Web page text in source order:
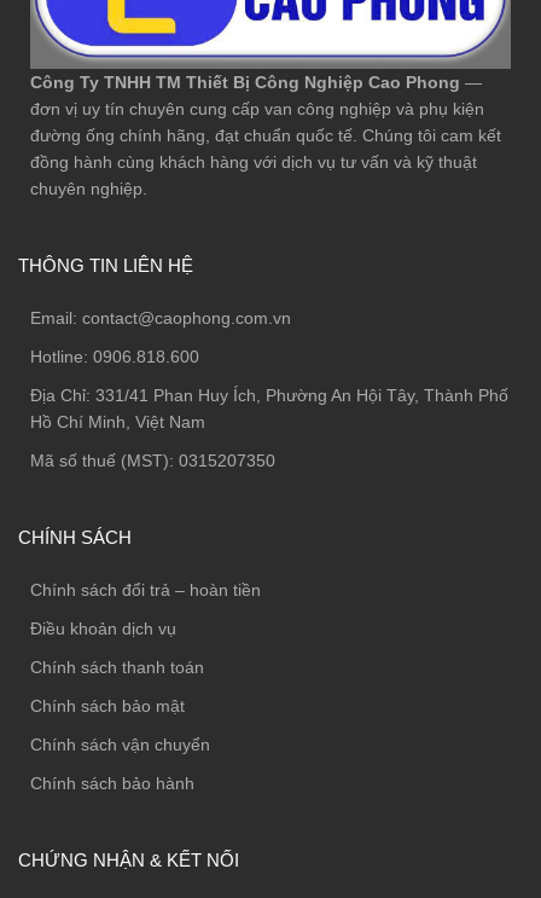
Công Ty TNHH TM Thiết Bị Công Nghiệp Cao Phong —
đơn vị uy tín chuyên cung cấp van công nghiệp và phụ kiện
đường ống chính hãng, đạt chuẩn quốc tế. Chúng tôi cam kết
đồng hành cùng khách hàng với dịch vụ tư vấn và kỹ thuật
chuyên nghiệp.
THÔNG TIN LIÊN HỆ
Email: contact@caophong.com.vn
Hotline: 0906.818.600
Địa Chỉ: 331/41 Phan Huy Ích, Phường An Hội Tây, Thành Phố
Hồ Chí Minh, Việt Nam
Mã số thuế (MST): 0315207350
CHÍNH SÁCH
Chính sách đổi trả – hoàn tiền
Điều khoản dịch vụ
Chính sách thanh toán
Chính sách bảo mật
Chính sách vận chuyển
Chính sách bảo hành
CHỨNG NHẬN & KẾT NỐI